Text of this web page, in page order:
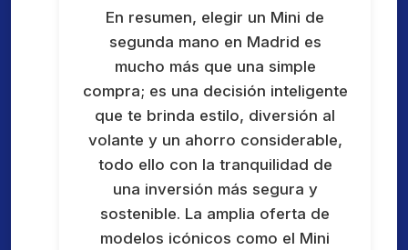
En resumen, elegir un Mini de
segunda mano en Madrid es
mucho más que una simple
compra; es una decisión inteligente
que te brinda estilo, diversión al
volante y un ahorro considerable,
todo ello con la tranquilidad de
una inversión más segura y
sostenible. La amplia oferta de
modelos icónicos como el Mini